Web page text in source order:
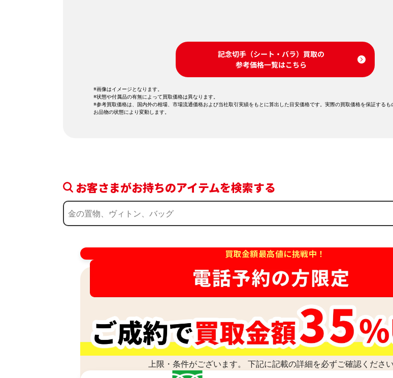
記念切手（シート・バラ）買取の
参考価格一覧はこちら
※画像はイメージとなります。
※状態や付属品の有無によって買取価格は異なります。
※参考買取価格は、国内外の相場、市場流通価格および当社取引実績をもとに算出した目安価格です。実際の買取価格を保証するも
お品物の状態により変動します。
お客さまがお持ちのアイテムを検索する
買取金額最高値に挑戦中！
上限・条件がございます。 下記に記載の詳細を必ずご確認ください